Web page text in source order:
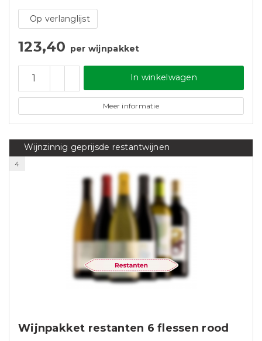
Op verlanglijst
123,40 per wijnpakket
In winkelwagen
Meer informatie
Wijnzinnig geprijsde restantwijnen
4
Wijnpakket restanten 6 flessen rood